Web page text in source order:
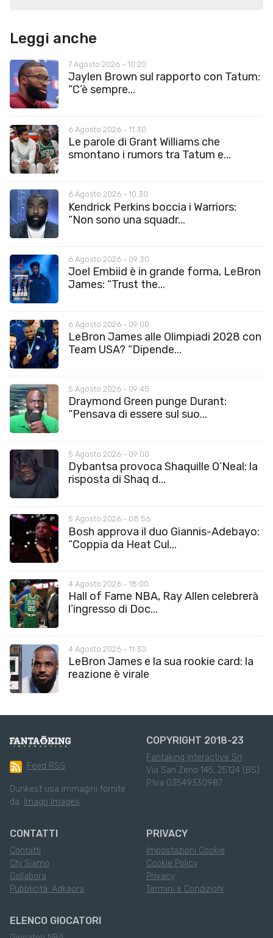
Leggi anche
7 Agosto 2026 - 10:20
Jaylen Brown sul rapporto con Tatum:
“C’è sempre...
6 Agosto 2026 - 11:30
Le parole di Grant Williams che
smontano i rumors tra Tatum e...
6 Agosto 2026 - 10:30
Kendrick Perkins boccia i Warriors:
“Non sono una squadr...
6 Agosto 2026 - 09:30
Joel Embiid è in grande forma, LeBron
James: “Trust the...
6 Agosto 2026 - 09:00
LeBron James alle Olimpiadi 2028 con
Team USA? “Dipende...
5 Agosto 2026 - 09:45
Draymond Green punge Durant:
“Pensava di essere sul suo...
5 Agosto 2026 - 09:00
Dybantsa provoca Shaquille O’Neal: la
risposta di Shaq d...
5 Agosto 2026 - 08:56
Bosh approva il duo Giannis-Adebayo:
“Coppia da Heat Cul...
4 Agosto 2026 - 18:00
Hall of Fame NBA, Ray Allen celebrerà
l’ingresso di Doc...
4 Agosto 2026 - 11:30
LeBron James e la sua rookie card: la
reazione è virale
Feed RSS
Dunkest usa immagini fornite
da: Imago Images
COPYRIGHT 2018-23
Fantaking Interactive Srl
Via San Zeno 145, 25124 (BS)
P.Iva 03549330987
CONTATTI
Contatti
Chi Siamo
Collabora
Pubblicità: Adkaora
PRIVACY
Impostazioni Cookie
Cookie Policy
Privacy
Termini e Condizioni
ELENCO GIOCATORI